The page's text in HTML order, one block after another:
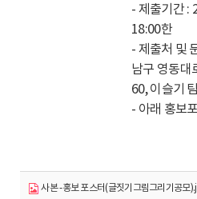
- 제출기간 :
18:00한
- 제출처 및
남구 영동대
60, 이슬기
- 아래 홍보
사본 -홍보 포스터(글짓기그림그리기공모